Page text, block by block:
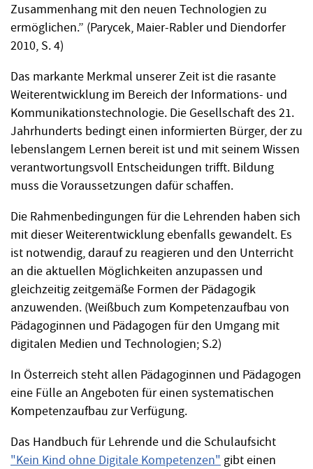
Zusammenhang mit den neuen Technologien zu
ermöglichen.” (Parycek, Maier-Rabler und Diendorfer
2010, S. 4)
Das markante Merkmal unserer Zeit ist die rasante
Weiterentwicklung im Bereich der Informations- und
Kommunikationstechnologie. Die Gesellschaft des 21.
Jahrhunderts bedingt einen informierten Bürger, der zu
lebenslangem Lernen bereit ist und mit seinem Wissen
verantwortungsvoll Entscheidungen trifft. Bildung
muss die Voraussetzungen dafür schaffen.
Die Rahmenbedingungen für die Lehrenden haben sich
mit dieser Weiterentwicklung ebenfalls gewandelt. Es
ist notwendig, darauf zu reagieren und den Unterricht
an die aktuellen Möglichkeiten anzupassen und
gleichzeitig zeitgemäße Formen der Pädagogik
anzuwenden. (Weißbuch zum Kompetenzaufbau von
Pädagoginnen und Pädagogen für den Umgang mit
digitalen Medien und Technologien; S.2)
In Österreich steht allen Pädagoginnen und Pädagogen
eine Fülle an Angeboten für einen systematischen
Kompetenzaufbau zur Verfügung.
Das Handbuch für Lehrende und die Schulaufsicht
"Kein Kind ohne Digitale Kompetenzen" gibt einen